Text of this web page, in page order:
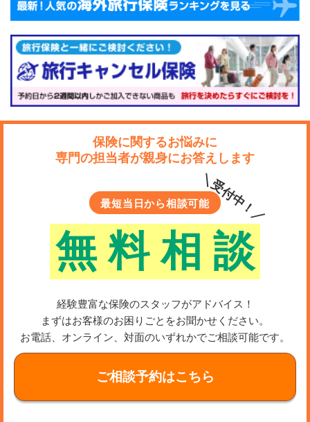
保険に関するお悩みに
専門の担当者が親身にお答えします
最短当日から相談可能
無 料 相 談
＼受付中！／
経験豊富な保険のスタッフがアドバイス！
まずはお客様のお困りごとをお聞かせください。
お電話、オンライン、対面のいずれかでご相談可能です。
ご相談予約はこちら